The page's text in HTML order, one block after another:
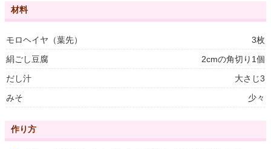
材料
モロヘイヤ（葉先）
3枚
絹ごし豆腐
2cmの角切り1個
だし汁
大さじ3
みそ
少々
作り方